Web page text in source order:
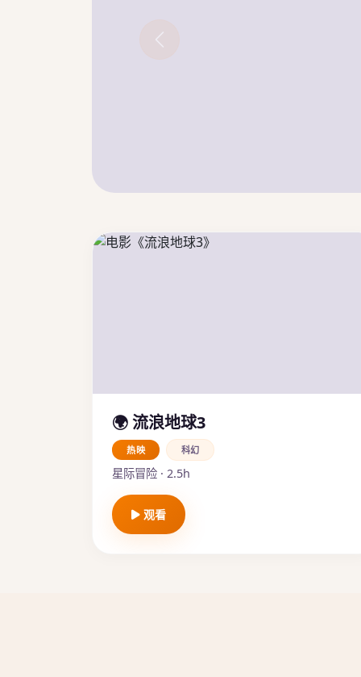
🌍 流浪地球3
热映 科幻
星际冒险 · 2.5h
观看